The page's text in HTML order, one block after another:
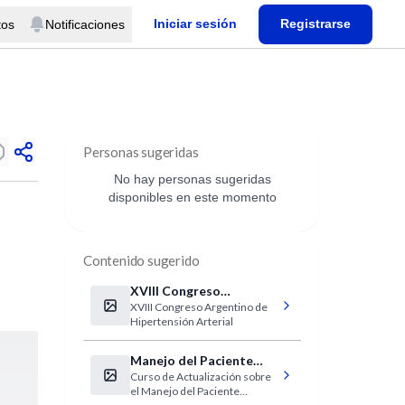
Notificaciones Iniciar sesión Registrarse
Personas sugeridas
No hay personas sugeridas
disponibles en este momento
Contenido sugerido
XVIII Congreso
Argentino de
Hipertensión Arterial
XVIII Congreso Argentino de
Hipertensión Arterial
Manejo del Paciente
Reumático
Curso de Actualización sobre
el Manejo del Paciente